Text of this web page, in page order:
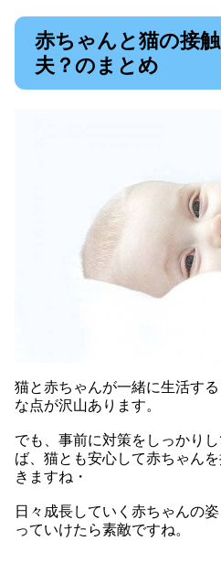
赤ちゃんと猫の接
夫？のまとめ
猫と赤ちゃんが一緒に生活す
な点が沢山あります。
でも、事前に対策をしっかり
ば、猫とも安心して赤ちゃん
きますね・
日々成長していく赤ちゃんの
っていけたら素敵ですね。